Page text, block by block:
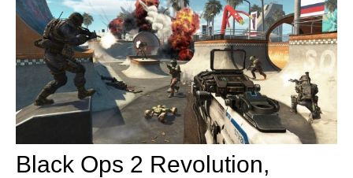
Black Ops 2 Revolution,